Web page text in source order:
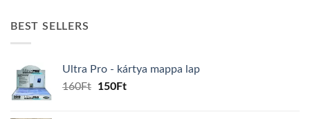
BEST SELLERS
Ultra Pro - kártya mappa lap
160Ft
Original
150FtCurrent